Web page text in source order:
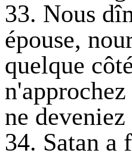
33. Nous
épouse,
quelque
ne
34. Satan a